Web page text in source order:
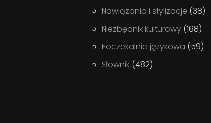
Nawiązania i stylizacje (38)
Niezbędnik kulturowy (168)
Poczekalnia językowa (59)
Słownik (482)